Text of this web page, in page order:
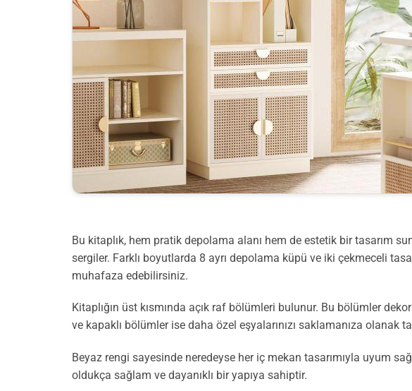
Bu kitaplık, hem pratik depolama alanı hem de estetik bir tasarım
sergiler. Farklı boyutlarda 8 ayrı depolama küpü ve iki çekmeceli
muhafaza edebilirsiniz.
Kitaplığın üst kısmında açık raf bölümleri bulunur. Bu bölümler
ve kapaklı bölümler ise daha özel eşyalarınızı saklamanıza
Beyaz rengi sayesinde neredeyse her iç mekan tasarımıyla uyum
oldukça sağlam ve dayanıklı bir yapıya sahiptir.